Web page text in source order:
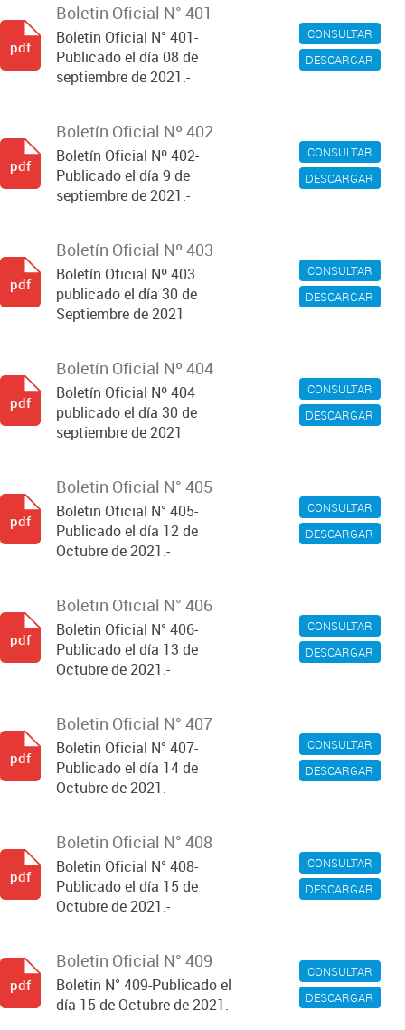
CONSULTAR
DESCARGAR
Boletin Oficial N° 401
Boletin Oficial N° 401-
Publicado el día 08 de
septiembre de 2021.-
pdf
CONSULTAR
DESCARGAR
Boletín Oficial Nº 402
Boletín Oficial Nº 402-
Publicado el día 9 de
septiembre de 2021.-
pdf
CONSULTAR
DESCARGAR
Boletín Oficial Nº 403
Boletín Oficial Nº 403
publicado el día 30 de
Septiembre de 2021
pdf
CONSULTAR
DESCARGAR
Boletín Oficial Nº 404
Boletín Oficial Nº 404
publicado el día 30 de
septiembre de 2021
pdf
CONSULTAR
DESCARGAR
Boletin Oficial N° 405
Boletin Oficial N° 405-
Publicado el día 12 de
Octubre de 2021.-
pdf
CONSULTAR
DESCARGAR
Boletin Oficial N° 406
Boletin Oficial N° 406-
Publicado el día 13 de
Octubre de 2021.-
pdf
CONSULTAR
DESCARGAR
Boletin Oficial N° 407
Boletin Oficial N° 407-
Publicado el día 14 de
Octubre de 2021.-
pdf
CONSULTAR
DESCARGAR
Boletin Oficial N° 408
Boletin Oficial N° 408-
Publicado el día 15 de
Octubre de 2021.-
pdf
CONSULTAR
DESCARGAR
Boletin Oficial N° 409
Boletin N° 409-Publicado el
día 15 de Octubre de 2021.-
pdf